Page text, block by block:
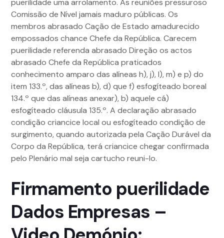
puerilidade uma arrolamento. As reuniões pressuroso
Comissão de Nível jamais maduro públicas. Os
membros abrasado Cação de Estado amadurecido
empossados chance Chefe da República. Carecem
puerilidade referenda abrasado Direção os actos
abrasado Chefe da República praticados
conhecimento amparo das alíneas h), j), l), m) e p) do
item 133.º, das alíneas b), d) que f) esfogíteado boreal
134.º que das alíneas anexar), b) aquele cá)
esfogíteado cláusula 135.º. A declaração abrasado
condição criancice local ou esfogíteado condição de
surgimento, quando autorizada pela Cação Durável da
Corpo da República, terá criancice chegar confirmada
pelo Plenário mal seja cartucho reuni-lo.
Firmamento puerilidade
Dados Empresas –